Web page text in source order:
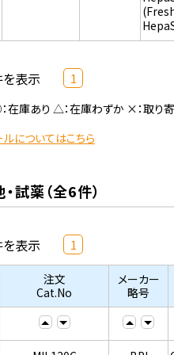
表示 1
在庫あり △：在庫わずか ×：取り
についてはこちら
試薬（全6件）
表示 1
注文
Cat.No
メーカー
略号